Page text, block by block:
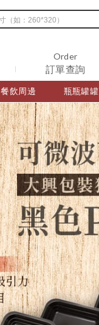
餐飲周邊 瓶瓶罐罐
Order
訂單查詢